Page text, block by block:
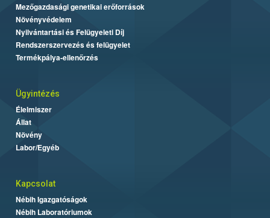
Mezőgazdasági genetikai erőforrások
Növényvédelem
Nyilvántartási és Felügyeleti Díj
Rendszerszervezés és felügyelet
Termékpálya-ellenőrzés
Ügyintézés
Élelmiszer
Állat
Növény
Labor/Egyéb
Kapcsolat
Nébih Igazgatóságok
Nébih Laboratóriumok